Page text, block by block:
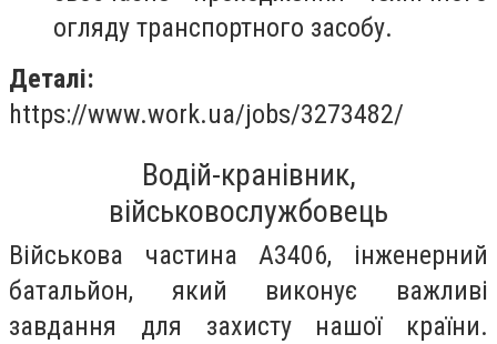
огляду транспортного засобу.
Деталі:
https://www.work.ua/jobs/3273482/
Водій-кранівник,
військовослужбовець
Військова частина А3406, інженерний
батальйон, який виконує важливі
завдання для захисту нашої країни.